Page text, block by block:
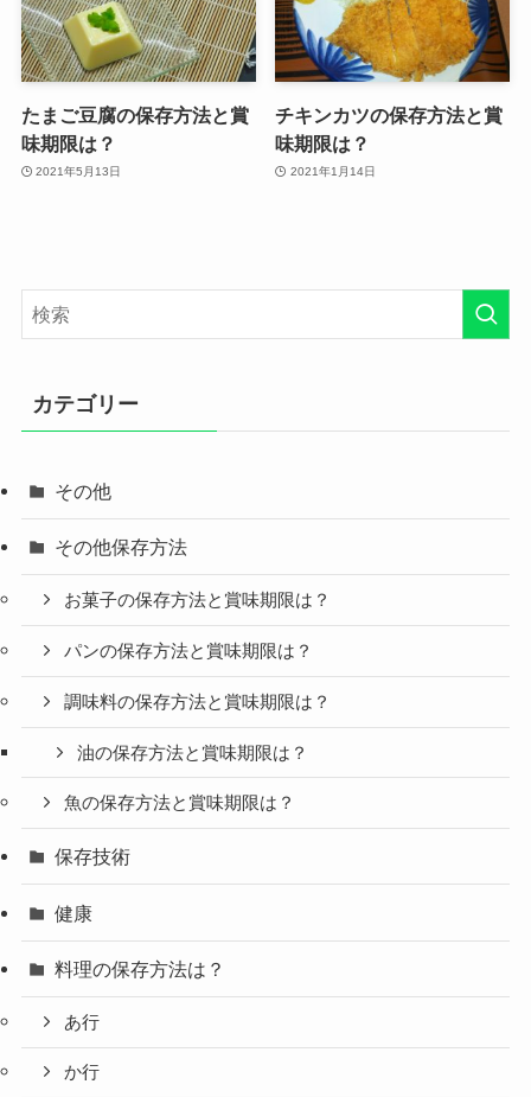
たまご豆腐の保存方法と賞
味期限は？
2021年5月13日
チキンカツの保存方法と賞
味期限は？
2021年1月14日
カテゴリー
その他
その他保存方法
お菓子の保存方法と賞味期限は？
パンの保存方法と賞味期限は？
調味料の保存方法と賞味期限は？
油の保存方法と賞味期限は？
魚の保存方法と賞味期限は？
保存技術
健康
料理の保存方法は？
あ行
か行